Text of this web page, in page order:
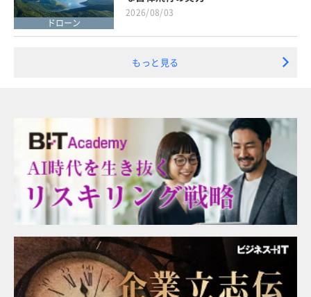
ドローン
2026/08/03
もっと見る